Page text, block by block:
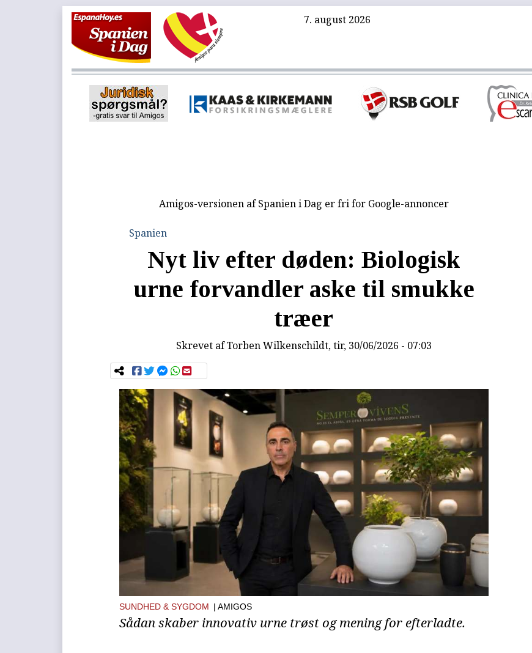
7. august 2026
Amigos-versionen af Spanien i Dag er fri for Google-annoncer
Spanien
Nyt liv efter døden: Biologisk
urne forvandler aske til smukke
træer
Skrevet afTorben Wilkenschildt, tir, 30/06/2026 - 07:03
SUNDHED & SYGDOM | AMIGOS
Sådan skaber innovativ urne trøst og mening for efterladte.